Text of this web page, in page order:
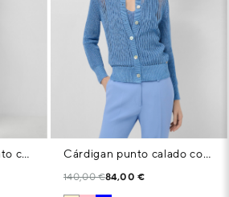
Crop top de sisas punto calado con lúrex rosa Cárdigan punto calado con lúrex azul
140,00 €84,00 €